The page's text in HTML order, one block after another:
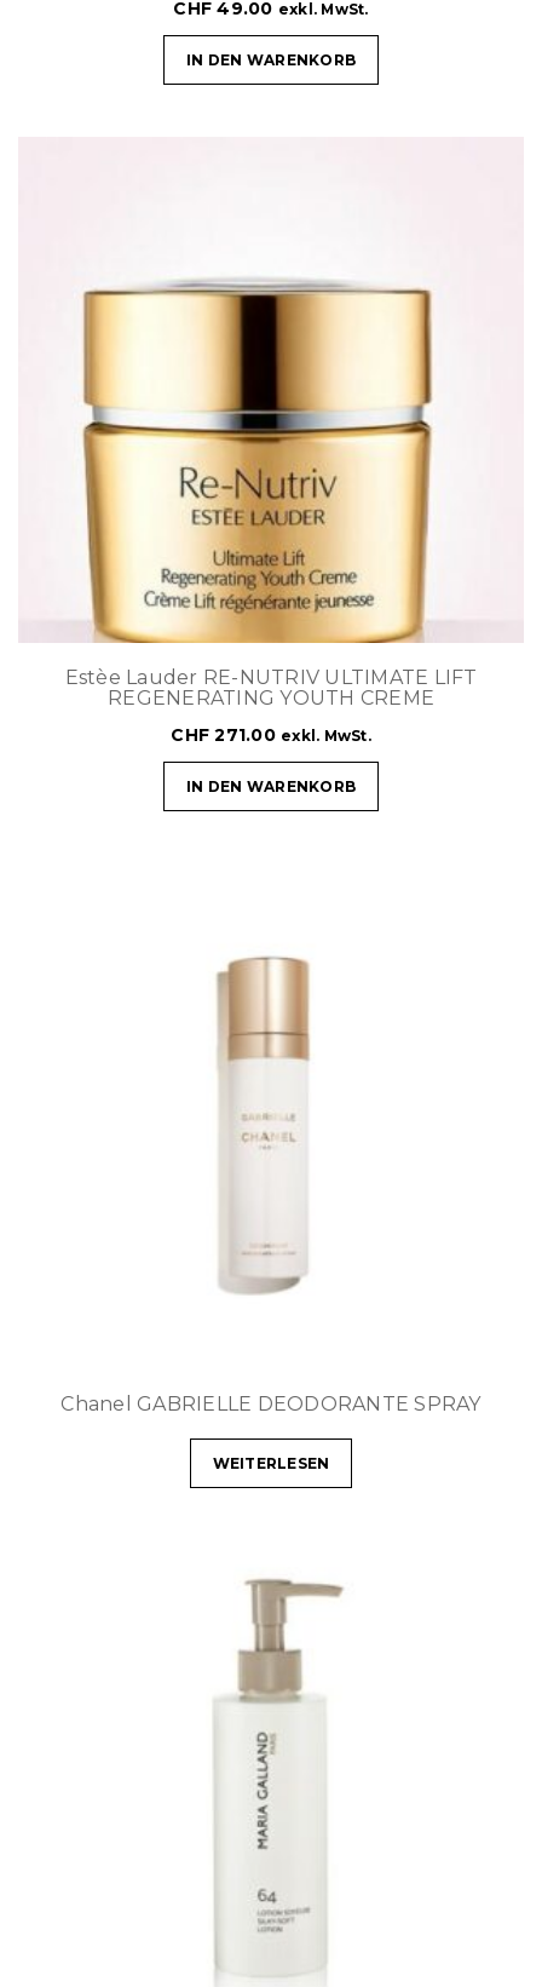
CHF 49.00 exkl. MwSt.
IN DEN WARENKORB
Estèe Lauder RE-NUTRIV ULTIMATE LIFT
REGENERATING YOUTH CREME
CHF 271.00 exkl. MwSt.
IN DEN WARENKORB
Chanel GABRIELLE DEODORANTE SPRAY
WEITERLESEN